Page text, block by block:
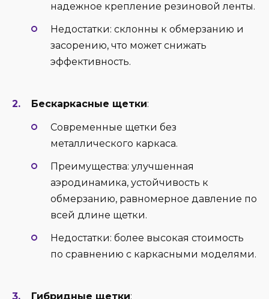
надежное крепление резиновой ленты.
Недостатки: склонны к обмерзанию и
засорению, что может снижать
эффективность.
Бескаркасные щетки:
Современные щетки без
металлического каркаса.
Преимущества: улучшенная
аэродинамика, устойчивость к
обмерзанию, равномерное давление по
всей длине щетки.
Недостатки: более высокая стоимость
по сравнению с каркасными моделями.
Гибридные щетки: